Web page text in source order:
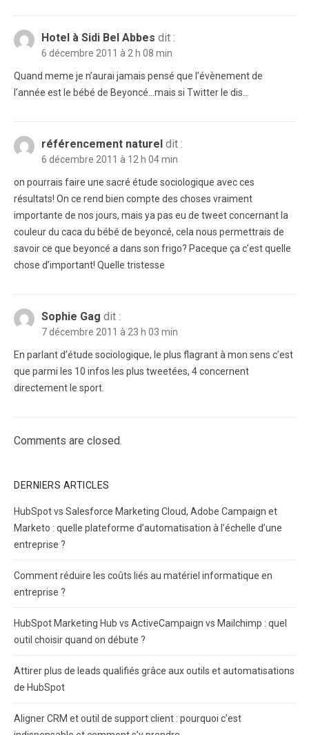
Hotel à Sidi Bel Abbes dit :
6 décembre 2011 à 2 h 08 min
Quand meme je n’aurai jamais pensé que l’évènement de
l’année est le bébé de Beyoncé…mais si Twitter le dis…
référencement naturel dit :
6 décembre 2011 à 12 h 04 min
on pourrais faire une sacré étude sociologique avec ces
résultats! On ce rend bien compte des choses vraiment
importante de nos jours, mais ya pas eu de tweet concernant la
couleur du caca du bébé de beyoncé, cela nous permettrais de
savoir ce que beyoncé a dans son frigo? Paceque ça c’est quelle
chose d’important! Quelle tristesse
Sophie Gag dit :
7 décembre 2011 à 23 h 03 min
En parlant d’étude sociologique, le plus flagrant à mon sens c’est
que parmi les 10 infos les plus tweetées, 4 concernent
directement le sport.
Comments are closed.
DERNIERS ARTICLES
HubSpot vs Salesforce Marketing Cloud, Adobe Campaign et
Marketo : quelle plateforme d’automatisation à l’échelle d’une
entreprise ?
Comment réduire les coûts liés au matériel informatique en
entreprise ?
HubSpot Marketing Hub vs ActiveCampaign vs Mailchimp : quel
outil choisir quand on débute ?
Attirer plus de leads qualifiés grâce aux outils et automatisations
de HubSpot
Aligner CRM et outil de support client : pourquoi c’est